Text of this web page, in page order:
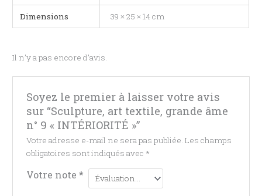
Dimensions 39 × 25 × 14 cm
Il n’y a pas encore d’avis.
Soyez le premier à laisser votre avis
sur “Sculpture, art textile, grande âme
n° 9 « INTÉRIORITÉ »”
Votre adresse e-mail ne sera pas publiée. Les champs
obligatoires sont indiqués avec *
Votre note *